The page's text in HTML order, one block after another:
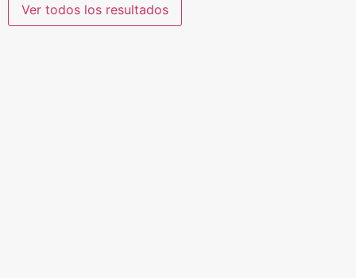
Ver todos los resultados